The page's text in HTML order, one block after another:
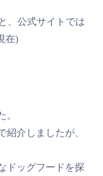
、公式サイトでは
在)
。
介しましたが、
ドッグフードを探